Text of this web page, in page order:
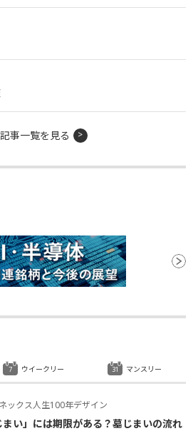
事一覧を見る
ックス人生100年デザイン
まい」には期限がある？墓じまいの流れ
ウイークリー マンスリー